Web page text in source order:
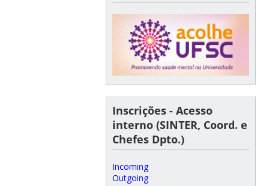
Inscrições - Acesso
interno (SINTER, Coord. e
Chefes Dpto.)
Incoming
Outgoing